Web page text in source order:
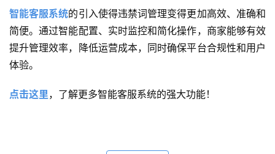
智能客服系统的引入使得违禁词管理变得更加高效、准确和
简便。通过智能配置、实时监控和简化操作，商家能够有效
提升管理效率，降低运营成本，同时确保平台合规性和用户
体验。
点击这里，了解更多智能客服系统的强大功能！